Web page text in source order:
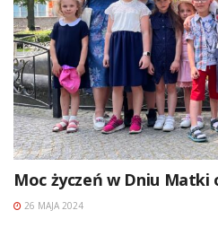
Moc życzeń w Dniu Matki
26 MAJA 2024